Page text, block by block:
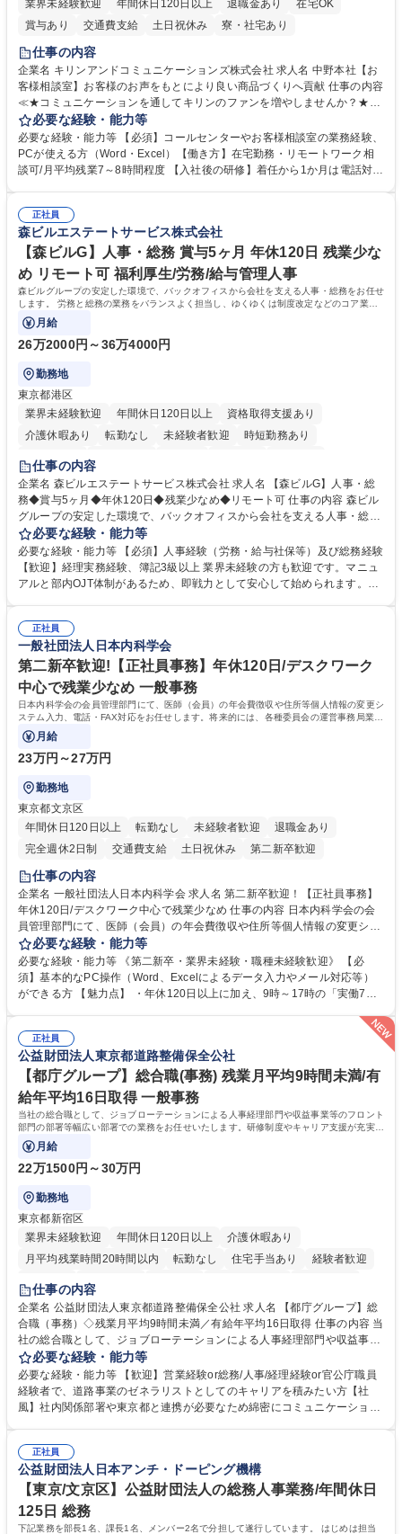
業界未経験歓迎 年間休日120日以上 退職金あり
在宅OK
賞与あり
交通費支給 土日祝休み 寮・社宅あり
仕事の内容
企業名 キリンアンドコミュニケーションズ株式会社 求人名 中野本社【お
客様相談室】お客様のお声をもとにより良い商品づくりへ貢献 仕事の内容
≪★コミュニケーションを通してキリンのファンを増やしませんか？★≫
お客様のお声をより良い商品づくりに活かしていく上で、窓口となるお客
様相談室でのお仕事です。 日々お客様からいただくキリングループへのご
意見を、企業活動に活かしています。お客様からの声に迅速かつ誠意をも
って対応、情報提供するとともにグループ内活動に反映しています。 【具
平均100件前後■メール・手紙：同上40件前後 募集職種 中野本社【お客様
相談室】お客様のお声をもとにより良い商品づくりへ貢献
必要な経験・能力等
必要な経験・能力等 【必須】コールセンターやお客様相談室の業務経験、
PCが使える方（Word・Excel）【働き方】在宅勤務・リモートワーク相
談可/月平均残業7～8時間程度 【入社後の研修】着任から1か月は電話対応
すのでご安心ください。 【当社について】キリングループの広報機能を担
う会社として、お客様との出会いを大切にし、磨き上げたホスピタリティ
を込めてコミュニケーションをとりながら広報関連業務を行っておりま
す。 学歴・資格 学歴：大学院 大学 高専 短大 専修学校 高校 語学力： 資
格：
正社員
森ビルエステートサービス株式会社
【森ビルG】人事・総務 賞与5ヶ月 年休120日 残業少な
め リモート可 福利厚生/労務/給与管理人事
森ビルグループの安定した環境で、バックオフィスから会社を支える人事・総務をお任せ
します。 労務と総務の業務をバランスよく担当し、ゆくゆくは制度改定などのコア業務
にも挑戦できる、やりがいある環境です。
月給
26万2000円～36万4000円
勤務地
東京都港区
業界未経験歓迎
年間休日120日以上
資格取得支援あり
介護休暇あり
転勤なし 未経験者歓迎
時短勤務あり
経験者歓迎
完全週休2日制
交通費支給 長期歓迎 駅近5分以内 土日祝休み
仕事の内容
企業名 森ビルエステートサービス株式会社 求人名 【森ビルG】人事・総
務◆賞与5ヶ月◆年休120日◆残業少なめ◆リモート可 仕事の内容 森ビル
グループの安定した環境で、バックオフィスから会社を支える人事・総務
をお任せします。 労務と総務の業務をバランスよく担当し、ゆくゆくは制
度改定などのコア業務にも挑戦できる、やりがいある環境です。 ■勤怠管
理、給与計算、社会保険手続き、年末調整等の労務管理全般 ■入退社手続
き、社内規定の改定や人事制度改定などのコア業務 ■社内イベントの企画
でも質問・相談できる環境が整っているため、安心して成長できます。 募
集職種 【森ビルG】人事・総務◆賞与5ヶ月◆年休120日◆残業少なめ◆
リモート可
必要な経験・能力等
必要な経験・能力等 【必須】人事経験（労務・給与社保等）及び総務経験
【歓迎】経理実務経験、簿記3級以上 業界未経験の方も歓迎です。マニュ
アルと部内OJT体制があるため、即戦力として安心して始められます。
務に挑戦できるため、自身の成長と組織への貢献度をダイレクトに実感で
きます。 残業少なめ、週1日リモート可など、ワークライフバランスを保
ち長期活躍できる環境です。 「これまでの幅広い経験を活かし、長期的な
キャリアを築きたい」という前向きな意欲と挑戦を全力で応援します。 学
歴・資格 学歴：大学院 大学 高専 短大 専修学校 高校 語学力： 資格：日商
簿記検定1級 日商簿記検定2級 日商簿記検定3級
正社員
一般社団法人日本内科学会
第二新卒歓迎!【正社員事務】年休120日/デスクワーク
中心で残業少なめ 一般事務
日本内科学会の会員管理部門にて、医師（会員）の年会費徴収や住所等個人情報の変更シ
ステム入力、電話・FAX対応をお任せします。将来的には、各種委員会の運営事務局業務
などにも幅広く携わっていただきます。
月給
23万円～27万円
勤務地
東京都文京区
年間休日120日以上
転勤なし 未経験者歓迎
退職金あり
完全週休2日制
交通費支給 土日祝休み 第二新卒歓迎
仕事の内容
企業名 一般社団法人日本内科学会 求人名 第二新卒歓迎！【正社員事務】
年休120日/デスクワーク中心で残業少なめ 仕事の内容 日本内科学会の会
員管理部門にて、医師（会員）の年会費徴収や住所等個人情報の変更シス
テム入力、電話・FAX対応をお任せします。将来的には、各種委員会の運
営事務局業務などにも幅広く携わっていただきます。 【会員管理・データ
入力業務】 ・医師（会員）の住所変更、個人情報のシステム登録・更新
・年会費の徴収管理や入金データの照合確認 【問い合わせ対応】 ・会員
年休120日/デスクワーク中心で残業少なめ
必要な経験・能力等
必要な経験・能力等 《第二新卒・業界未経験・職種未経験歓迎》 【必
須】基本的なPC操作（Word、Excelによるデータ入力やメール対応等）
ができる方 【魅力点】 ・年休120日以上に加え、9時～17時の「実働7時
務（各種委員会運営）】 ・学会内における各種委員会のスケジュール調
整、資料作成、当日の運営サポート 学歴・資格 学歴：大学院 大学 語学
力： 資格：
正社員
公益財団法人東京都道路整備保全公社
【都庁グループ】総合職(事務) 残業月平均9時間未満/有
給年平均16日取得 一般事務
当社の総合職として、ジョブローテーションによる人事経理部門や収益事業等のフロント
部門の部署等幅広い部署での業務をお任せいたします。研修制度やキャリア支援が充実し
ております！ ※下記業務詳細
月給
22万1500円～30万円
勤務地
東京都新宿区
業界未経験歓迎
年間休日120日以上
介護休暇あり
月平均残業時間20時間以内
転勤なし 住宅手当あり
経験者歓迎
研修あり
退職金あり
駅近5分以内
資格取得手当あり 食事補助あり
仕事の内容
企業名 公益財団法人東京都道路整備保全公社 求人名 【都庁グループ】総
合職（事務）◇残業月平均9時間未満／有給年平均16日取得 仕事の内容 当
社の総合職として、ジョブローテーションによる人事経理部門や収益事業
等のフロント部門の部署等幅広い部署での業務をお任せいたします。研修
制度やキャリア支援が充実しております！ ※下記業務詳細 【業務詳細】■
管理部門：広報、人事、経理など当公社の運営に係る管理業務 ■収益部
門：駐車場の新規開拓、管理運営、新宿駅西口広場の「イベントコーナ
道路施設や道路工事現場の見学ツアー事業 ※入社後は上記いずれかの部門
へ配属。※業務内容変更の範囲：会社の定める業務 募集職種 【都庁グル
ープ】総合職（事務）◇残業月平均9時間未満／有給年平均16日取得
必要な経験・能力等
必要な経験・能力等 【歓迎】営業経験or総務/人事/経理経験or官公庁職員
経験者で、道路事業のゼネラリストとしてのキャリアを積みたい方【社
風】社内関係部署や東京都と連携が必要なため綿密にコミュニケーション
部門など多岐に渡る業務を経験できます。 ■様々なプロジェクト：駐車場
事業の他、新宿駅西口広場内に設置された照明を兼ねた広告「ブライトサ
イン」の管理運営を行うなど、事業収益を生み出す活動を積極的に行って
います。 学歴・資格 学歴：大学院 大学 高専 短大 専修学校 高校 語学力：
資格：
正社員
公益財団法人日本アンチ・ドーピング機構
【東京/文京区】公益財団法人の総務人事業務/年間休日
125日 総務
下記業務を部長1名、課長1名、メンバー2名で分担して遂行しています。 はじめは担当